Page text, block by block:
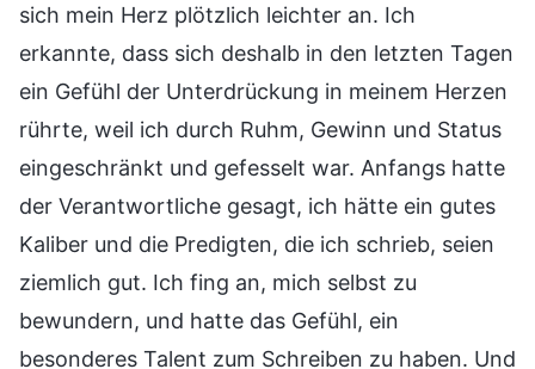
sich mein Herz plötzlich leichter an. Ich
erkannte, dass sich deshalb in den letzten Tagen
ein Gefühl der Unterdrückung in meinem Herzen
rührte, weil ich durch Ruhm, Gewinn und Status
eingeschränkt und gefesselt war. Anfangs hatte
der Verantwortliche gesagt, ich hätte ein gutes
Kaliber und die Predigten, die ich schrieb, seien
ziemlich gut. Ich fing an, mich selbst zu
bewundern, und hatte das Gefühl, ein
besonderes Talent zum Schreiben zu haben. Und